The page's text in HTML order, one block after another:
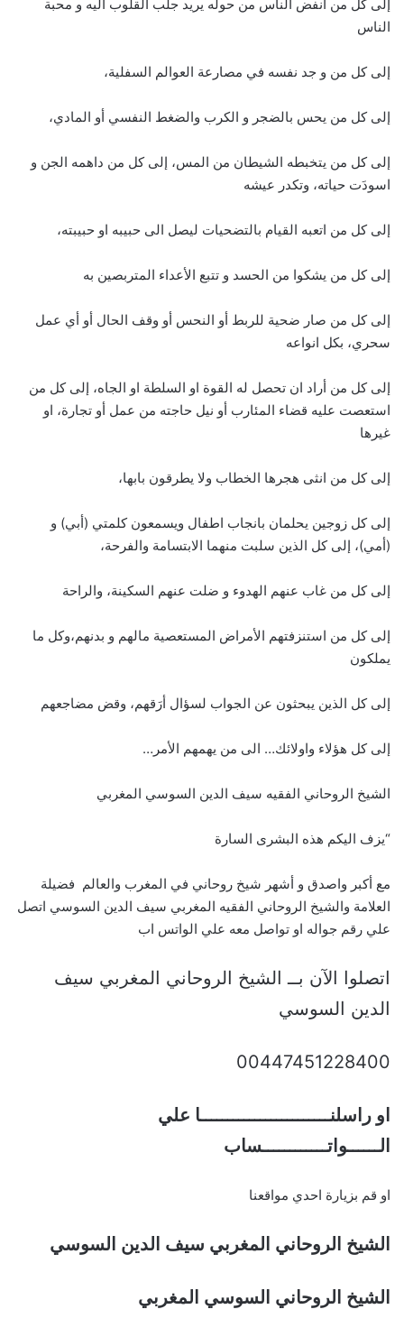
إلى كل من انفض الناس من حوله يريد جلب القلوب اليه و محبة
الناس
إلى كل من و جد نفسه في مصارعة العوالم السفلية،
إلى كل من يحس بالضجر و الكرب والضغط النفسي أو المادي،
إلى كل من يتخبطه الشيطان من المس، إلى كل من داهمه الجن و
اسودَت حياته، وتكدر عيشه
إلى كل من اتعبه القيام بالتضحيات ليصل الى حبيبه او حبيبته،
إلى كل من يشكوا من الحسد و تتبع الأعداء المتربصين به
إلى كل من صار ضحية للربط أو النحس أو وقف الحال أو أي عمل
سحري، بكل انواعه
إلى كل من أراد ان تحصل له القوة او السلطة او الجاه، إلى كل من
استعصت عليه قضاء المئارب أو نيل حاجته من عمل أو تجارة، او
غيرها
إلى كل من انثى هجرها الخطاب ولا يطرقون بابها،
إلى كل زوجين يحلمان بانجاب اطفال ويسمعون كلمتي (أبي) و
(أمي)، إلى كل الذين سلبت منهما الابتسامة والفرحة،
إلى كل من غاب عنهم الهدوء و ضلت عنهم السكينة، والراحة
إلى كل من استنزفتهم الأمراض المستعصية مالهم و بدنهم،وكل ما
يملكون
إلى كل الذين يبحثون عن الجواب لسؤال أرَقهم، وقض مضاجعهم
إلى كل هؤلاء واولائك… الى من يهمهم الأمر…
الشيخ الروحاني الفقيه سيف الدين السوسي المغربي
“يزف اليكم هذه البشرى السارة
مع أكبر واصدق و أشهر شيخ روحاني في المغرب والعالم فضيلة
العلامة والشيخ الروحاني الفقيه المغربي سيف الدين السوسي اتصل
علي رقم جواله او تواصل معه علي الواتس اب
اتصلوا الآن بــ الشيخ الروحاني المغربي سيف
الدين السوسي
00447451228400
او راسلنــــــــــــــــــــــــا علي
الــــــواتــــــــــــساب
او قم بزيارة احدي مواقعنا
الشيخ الروحاني المغربي سيف الدين السوسي
الشيخ الروحاني السوسي المغربي